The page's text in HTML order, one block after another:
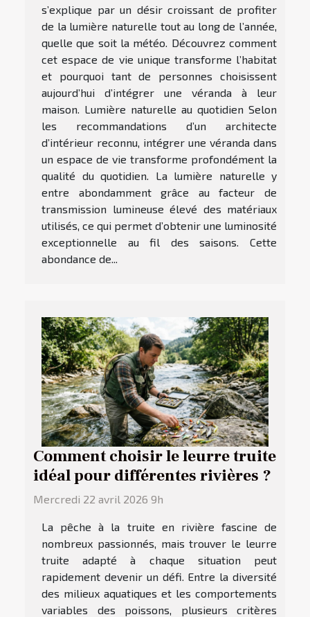
s’explique par un désir croissant de profiter
de la lumière naturelle tout au long de l’année,
quelle que soit la météo. Découvrez comment
cet espace de vie unique transforme l’habitat
et pourquoi tant de personnes choisissent
aujourd’hui d’intégrer une véranda à leur
maison. Lumière naturelle au quotidien Selon
les recommandations d’un architecte
d’intérieur reconnu, intégrer une véranda dans
un espace de vie transforme profondément la
qualité du quotidien. La lumière naturelle y
entre abondamment grâce au facteur de
transmission lumineuse élevé des matériaux
utilisés, ce qui permet d’obtenir une luminosité
exceptionnelle au fil des saisons. Cette
abondance de...
Comment choisir le leurre truite
idéal pour différentes rivières ?
Mercredi 22 avril 2026 9h
La pêche à la truite en rivière fascine de
nombreux passionnés, mais trouver le leurre
truite adapté à chaque situation peut
rapidement devenir un défi. Entre la diversité
des milieux aquatiques et les comportements
variables des poissons, plusieurs critères